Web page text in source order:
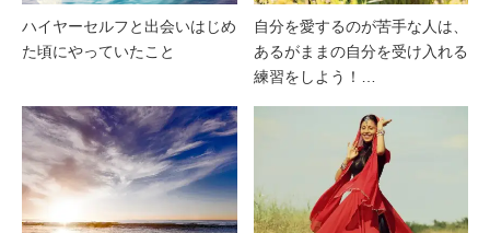
ハイヤーセルフと出会いはじめ
た頃にやっていたこと
自分を愛するのが苦手な人は、
あるがままの自分を受け入れる
練習をしよう！…